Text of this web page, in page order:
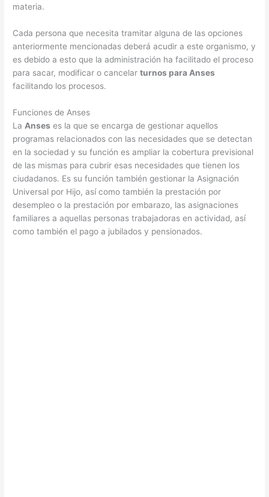
materia.
Cada persona que necesita tramitar alguna de las opciones
anteriormente mencionadas deberá acudir a este organismo, y
es debido a esto que la administración ha facilitado el proceso
para sacar, modificar o cancelarturnos para Anses
facilitando los procesos.
Funciones de Anses
La Anses es la que se encarga de gestionar aquellos
programas relacionados con las necesidades que se detectan
en la sociedad y su función es ampliar la cobertura previsional
de las mismas para cubrir esas necesidades que tienen los
ciudadanos. Es su función también gestionar la Asignación
Universal por Hijo, así como también la prestación por
desempleo o la prestación por embarazo, las asignaciones
familiares a aquellas personas trabajadoras en actividad, así
como también el pago a jubilados y pensionados.